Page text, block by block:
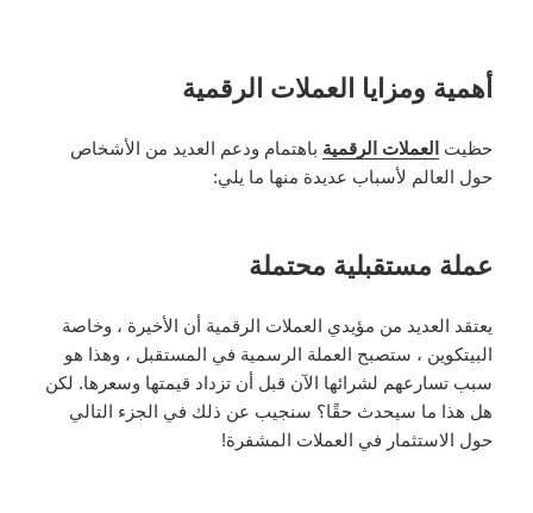
أهمية ومزايا العملات الرقمية
حظيت العملات الرقمية باهتمام ودعم العديد من الأشخاص
حول العالم لأسباب عديدة منها ما يلي:
عملة مستقبلية محتملة
يعتقد العديد من مؤيدي العملات الرقمية أن الأخيرة ، وخاصة
البيتكوين ، ستصبح العملة الرسمية في المستقبل ، وهذا هو
سبب تسارعهم لشرائها الآن قبل أن تزداد قيمتها وسعرها. لكن
هل هذا ما سيحدث حقًا؟ سنجيب عن ذلك في الجزء التالي
حول الاستثمار في العملات المشفرة!